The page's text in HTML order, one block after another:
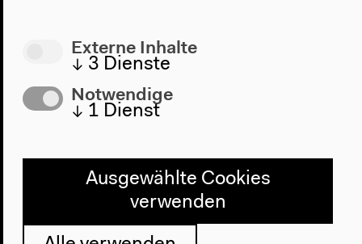
2022
Externe Inhalte
↓ 3 Dienste
Notwendige
↓ 1 Dienst
Ausgewählte Cookies
verwenden